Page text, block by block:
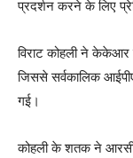
प्रदर्शन करने के लिए
विराट कोहली ने
जिससे सर्वकालिक
गई।
कोहली के शतक ने